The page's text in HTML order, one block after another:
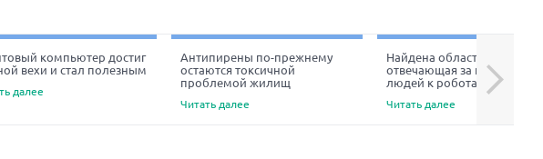
компьютер достиг
вехи и стал полезным
далее
Антипирены по-прежнему
остаются токсичной
проблемой жилищ
Читать далее
Найдена область мозга,
отвечающая за неприязнь
людей к роботам
Читать далее
Next